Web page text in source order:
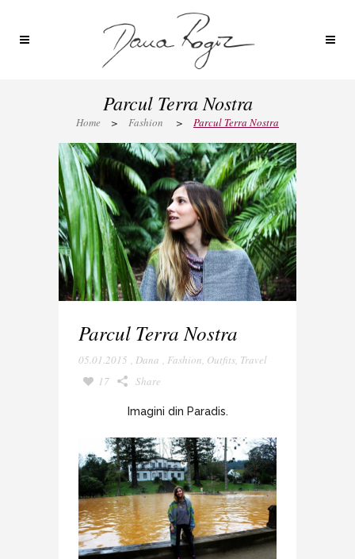
Parcul Terra Nostra
Home > Fashion > Parcul Terra Nostra
Parcul Terra Nostra
05.01.2015 , Dana , Fashion, Outfits, Travel
17
Share
Imagini din Paradis.